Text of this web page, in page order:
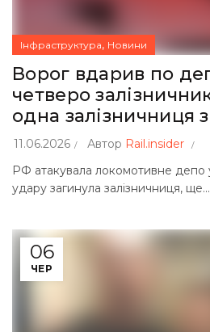
Інфраструктура, Новини
Ворог вдарив по
четверо
одна залізничниця
11.06.2026 Автор Rail.insider
РФ атакувала локомотивне депо
удару загинула залізничниця, ще...
06
ЧЕР